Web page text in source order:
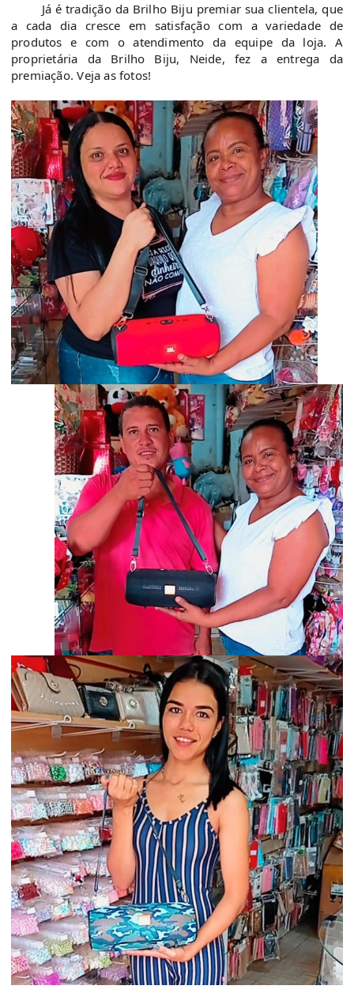
Já é tradição da Brilho Biju premiar sua clientela, que
a cada dia cresce em satisfação com a variedade de
produtos e com o atendimento da equipe da loja. A
proprietária da Brilho Biju, Neide, fez a entrega da
premiação. Veja as fotos!